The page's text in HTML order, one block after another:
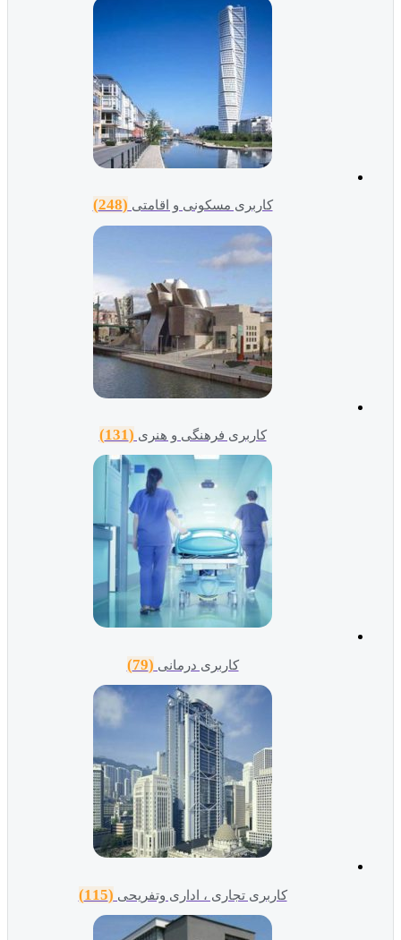
کاربری مسکونی و اقامتی (248)
کاربری فرهنگی و هنری (131)
کاربری درمانی (79)
کاربری تجاری ، اداری وتفریحی (115)